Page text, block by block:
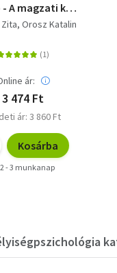
- A magzati kor
hatása az
Zita Orosz Katalin
ár:
3 474 Ft
ár: 3 860 Ft
Kosárba
2 - 3 munkanap